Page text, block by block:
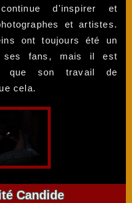
d'inspirer et
et artistes.
ont toujours été un
ses fans, mais il est
que son travail de
cela.
Candide